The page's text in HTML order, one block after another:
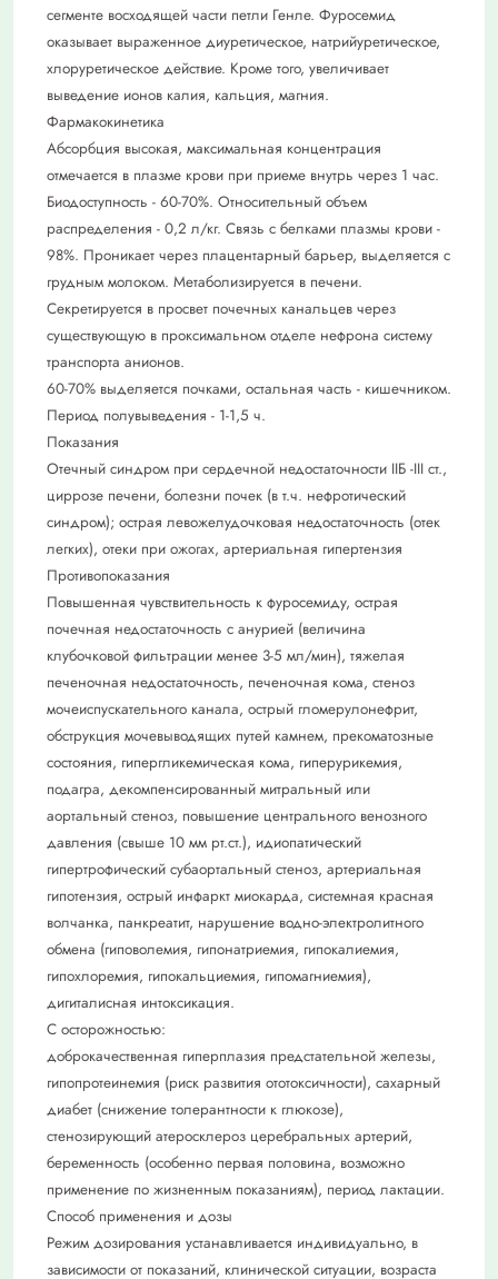
сегменте восходящей части петли Генле. Фуросемид
оказывает выраженное диуретическое, натрийуретическое,
хлоруретическое действие. Кроме того, увеличивает
выведение ионов калия, кальция, магния.
Фармакокинетика
Абсорбция высокая, максимальная концентрация
отмечается в плазме крови при приеме внутрь через 1 час.
Биодоступность - 60-70%. Относительный объем
распределения - 0,2 л/кг. Связь с белками плазмы крови -
98%. Проникает через плацентарный барьер, выделяется с
грудным молоком. Метаболизируется в печени.
Секретируется в просвет почечных канальцев через
существующую в проксимальном отделе нефрона систему
транспорта анионов.
60-70% выделяется почками, остальная часть - кишечником.
Период полувыведения - 1-1,5 ч.
Показания
Отечный синдром при сердечной недостаточности IIБ -III ст.,
циррозе печени, болезни почек (в т.ч. нефротический
синдром); острая левожелудочковая недостаточность (отек
легких), отеки при ожогах, артериальная гипертензия
Противопоказания
Повышенная чувствительность к фуросемиду, острая
почечная недостаточность с анурией (величина
клубочковой фильтрации менее 3-5 мл/мин), тяжелая
печеночная недостаточность, печеночная кома, стеноз
мочеиспускательного канала, острый гломерулонефрит,
обструкция мочевыводящих путей камнем, прекоматозные
состояния, гипергликемическая кома, гиперурикемия,
подагра, декомпенсированный митральный или
аортальный стеноз, повышение центрального венозного
давления (свыше 10 мм рт.ст.), идиопатический
гипертрофический субаортальный стеноз, артериальная
гипотензия, острый инфаркт миокарда, системная красная
волчанка, панкреатит, нарушение водно-электролитного
обмена (гиповолемия, гипонатриемия, гипокалиемия,
гипохлоремия, гипокальциемия, гипомагниемия),
дигиталисная интоксикация.
С осторожностью:
доброкачественная гиперплазия предстательной железы,
гипопротеинемия (риск развития ототоксичности), сахарный
диабет (снижение толерантности к глюкозе),
стенозирующий атеросклероз церебральных артерий,
беременность (особенно первая половина, возможно
применение по жизненным показаниям), период лактации.
Способ применения и дозы
Режим дозирования устанавливается индивидуально, в
зависимости от показаний, клинической ситуации, возраста